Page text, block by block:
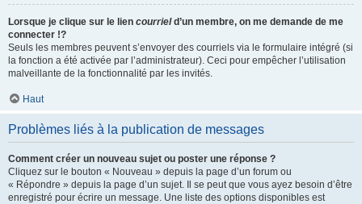
Lorsque je clique sur le lien courrield’un membre, on me demande de me
connecter !?
Seuls les membres peuvent s’envoyer des courriels via le formulaire intégré (si
la fonction a été activée par l’administrateur). Ceci pour empêcher l’utilisation
malveillante de la fonctionnalité par les invités.
Haut
Problèmes liés à la publication de messages
Comment créer un nouveau sujet ou poster une réponse ?
Cliquez sur le bouton « Nouveau » depuis la page d’un forum ou
« Répondre » depuis la page d’un sujet. Il se peut que vous ayez besoin d’être
enregistré pour écrire un message. Une liste des options disponibles est